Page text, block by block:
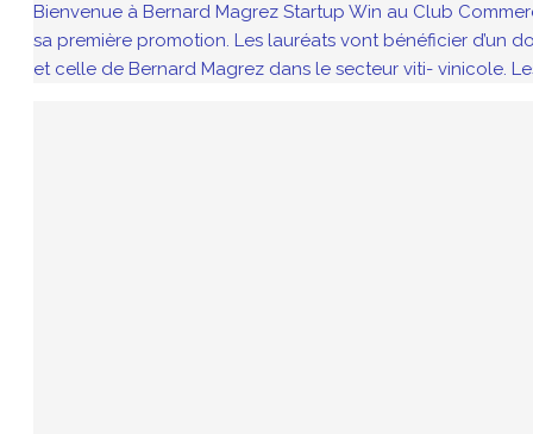
Bienvenue à Bernard Magrez Startup Win au Club
sa première promotion. Les lauréats vont bénéficier d’un
et celle de Bernard Magrez dans le secteur viti- vinicole.